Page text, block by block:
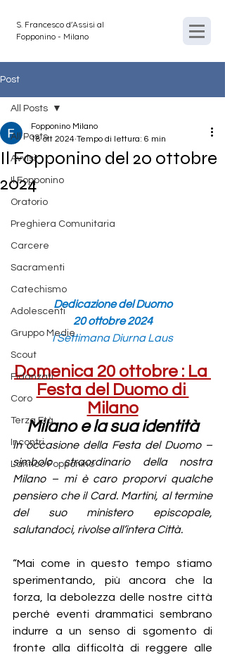
S. Francesco d'Assisi al
Fopponino - Milano
Post
All Posts
Avvisi
Il Fopponino
Oratorio
Preghiera Comunitaria
Carcere
Sacramenti
Catechismo
Adolescenti
Gruppo Medie
Scout
Fidanzati
Coro
Terza Età
Incontri
L'antico Fopponino
All Posts
Il Fopponino del 20 ottobre
2024
Fopponino Milano
18 ott 2024 Tempo di lettura: 6 min
Dedicazione del Duomo
20 ottobre 2024
I Settimana Diurna Laus
Domenica 20 ottobre : La
Festa del Duomo di
Milano
Milano e la sua identità
In occasione della Festa del Duomo –
simbolo straordinario della nostra
Milano – mi è caro proporvi qualche
pensiero che il Card. Martini, al termine
del suo ministero episcopale,
salutandoci, rivolse all’intera Città.
“Mai come in questo tempo stiamo
sperimentando, più ancora che la
forza, la debolezza delle nostre città
perché eventi drammatici sembrano
indurre a un senso di sgomento di
fronte alla difficoltà di reggere alle